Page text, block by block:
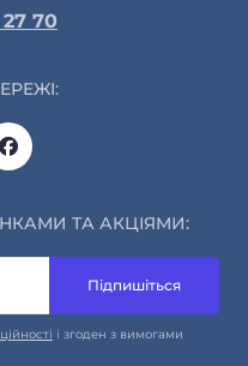
70
ТА АКЦІЯМИ:
Підпишіться
і згоден з вимогами